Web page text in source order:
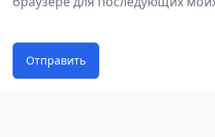
Отправить